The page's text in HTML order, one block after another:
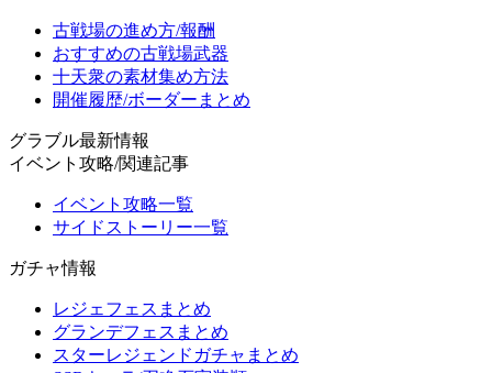
古戦場の進め方/報酬
おすすめの古戦場武器
十天衆の素材集め方法
開催履歴/ボーダーまとめ
グラブル最新情報
イベント攻略/関連記事
イベント攻略一覧
サイドストーリー一覧
ガチャ情報
レジェフェスまとめ
グランデフェスまとめ
スターレジェンドガチャまとめ